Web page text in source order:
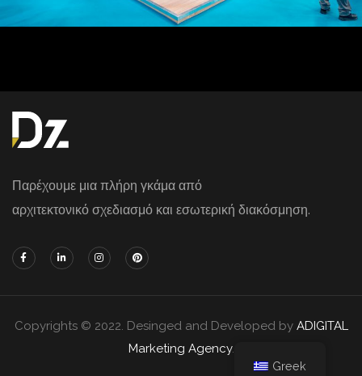
Παρέχουμε μια πλήρη γκάμα από
αρχιτεκτονικό σχεδιασμό και εσωτερική διακόσμηση.
Copyrights © 2022. Desinged and Developed by ADIGITAL
Marketing Agency.
Greek